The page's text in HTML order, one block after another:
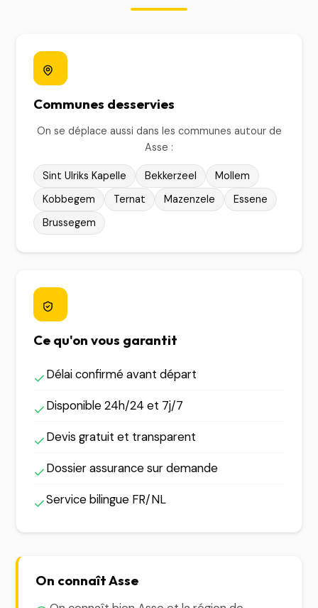
Communes desservies
On se déplace aussi dans les communes autour de
Asse :
Sint Ulriks Kapelle Bekkerzeel
Mollem
Kobbegem
Ternat Mazenzele
Essene
Brussegem
Ce qu'on vous garantit
Délai confirmé avant départ
Disponible 24h/24 et 7j/7
Devis gratuit et transparent
Dossier assurance sur demande
Service bilingue FR/NL
On connaît Asse